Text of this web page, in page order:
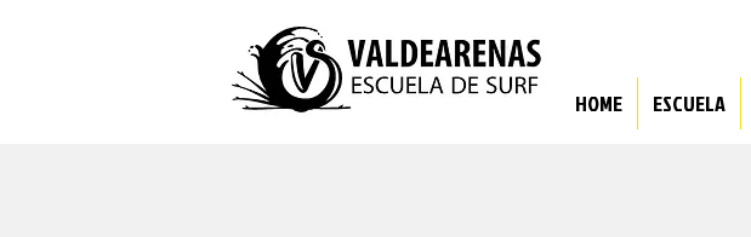
HOME ESCUELA